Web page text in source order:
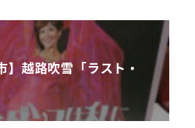
越路吹雪「ラスト・